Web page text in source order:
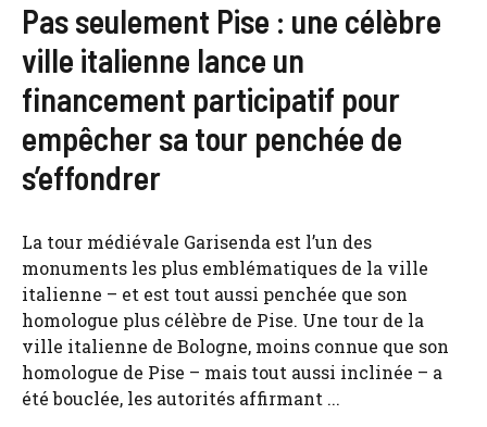
Pas seulement Pise : une célèbre
ville italienne lance un
financement participatif pour
empêcher sa tour penchée de
s’effondrer
La tour médiévale Garisenda est l’un des
monuments les plus emblématiques de la ville
italienne – et est tout aussi penchée que son
homologue plus célèbre de Pise. Une tour de la
ville italienne de Bologne, moins connue que son
homologue de Pise – mais tout aussi inclinée – a
été bouclée, les autorités affirmant ...